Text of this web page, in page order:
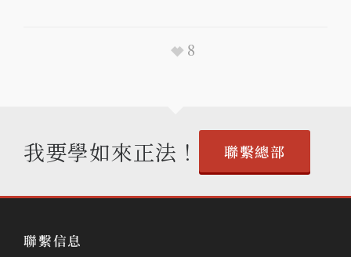
8
我要學如來正法！ 聯繫總部
聯繫信息